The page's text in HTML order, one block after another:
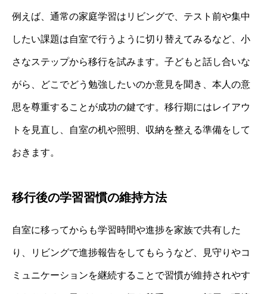
例えば、通常の家庭学習はリビングで、テスト前や集中
したい課題は自室で行うように切り替えてみるなど、小
さなステップから移行を試みます。子どもと話し合いな
がら、どこでどう勉強したいのか意見を聞き、本人の意
思を尊重することが成功の鍵です。移行期にはレイアウ
トを見直し、自室の机や照明、収納を整える準備をして
おきます。
移行後の学習習慣の維持方法
自室に移ってからも学習時間や進捗を家族で共有した
り、リビングで進捗報告をしてもらうなど、見守りやコ
ミュニケーションを継続することで習慣が維持されやす